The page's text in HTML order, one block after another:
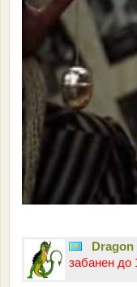
Dragon
забанен до